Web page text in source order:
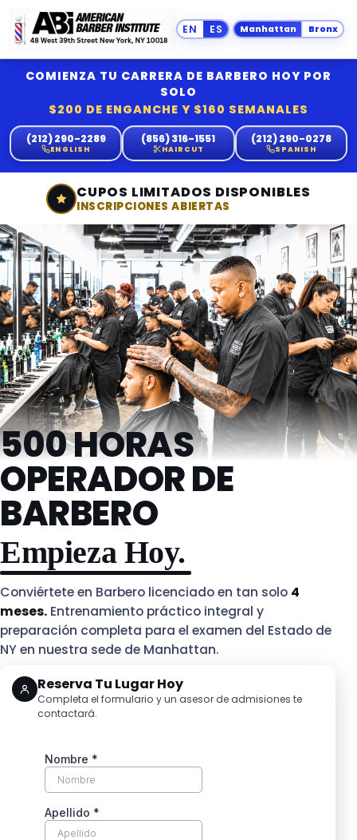
Manhattan Bronx
COMIENZA TU CARRERA DE BARBERO HOY POR
SOLO
$200 DE ENGANCHE Y $160 SEMANALES
(212) 290-2289
ENGLISH
(856) 316-1551
HAIRCUT
(212) 290-0278
SPANISH
CUPOS LIMITADOS DISPONIBLES
INSCRIPCIONES ABIERTAS
500 HORAS
OPERADOR DE
BARBERO
Empieza Hoy.
Conviértete en Barbero licenciado en tan solo 4
meses. Entrenamiento práctico integral y
preparación completa para el examen del Estado de
NY en nuestra sede de Manhattan.
Reserva Tu Lugar Hoy
Completa el formulario y un asesor de admisiones te
contactará.